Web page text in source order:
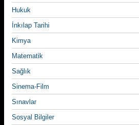
Hukuk
İnkılap Tarihi
Kimya
Matematik
Sağlık
Sinema-Film
Sınavlar
Sosyal Bilgiler